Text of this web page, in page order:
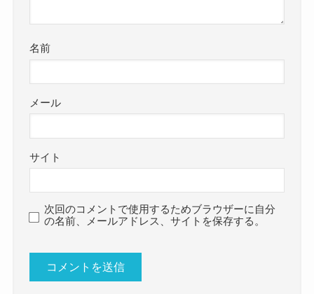
名前
メール
サイト
次回のコメントで使用するためブラウザーに自分
の名前、メールアドレス、サイトを保存する。